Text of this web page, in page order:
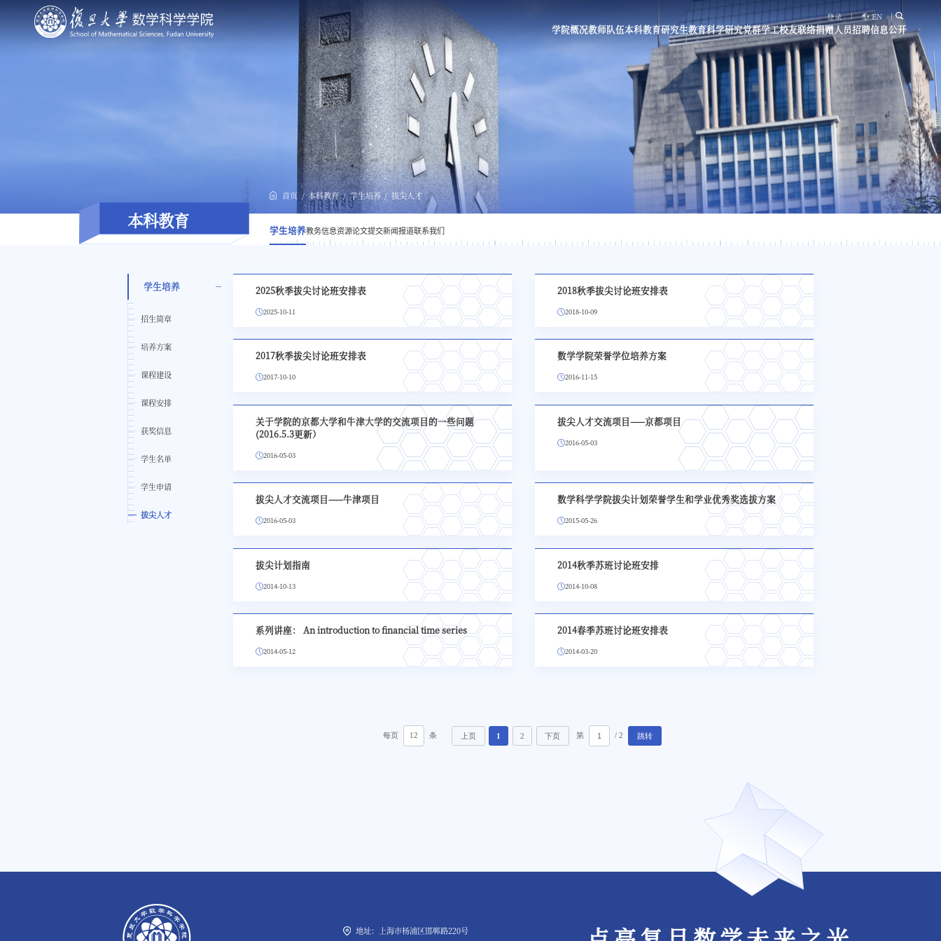
登录 EN
学院概况教师队伍本科教育研究生教育科学研究党群学工校友联络捐赠人员招聘信息公开
本科教育
首页 本科教育 学生培养 拔尖人才
学生培养教务信息资源论文提交新闻报道联系我们
学生培养
招生简章
培养方案
课程建设
课程安排
获奖信息
学生名单
学生申请
拔尖人才
2025秋季拔尖讨论班安排表
2025-10-11
2018秋季拔尖讨论班安排表
2018-10-09
2017秋季拔尖讨论班安排表
2017-10-10
数学学院荣誉学位培养方案
2016-11-15
关于学院的京都大学和牛津大学的交流项目的一些问题
(2016.5.3更新）
2016-05-03
拔尖人才交流项目——京都项目
2016-05-03
拔尖人才交流项目——牛津项目
2016-05-03
数学科学学院拔尖计划荣誉学生和学业优秀奖选拔方案
2015-05-26
拔尖计划指南
2014-10-13
2014秋季苏班讨论班安排
2014-10-08
系列讲座： An introduction to financial time series
2014-05-12
2014春季苏班讨论班安排表
2014-03-20
每页 12 条 上页 1 2 下页 第 / 2 跳转
地址：上海市杨浦区邯郸路220号